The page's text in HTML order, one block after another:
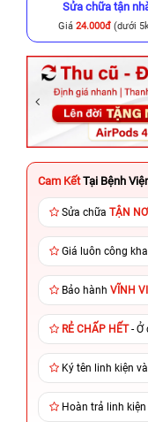
Sửa chữa tận
Giá 24.000đ(dưới
Cam Kết Tại Bệnh
Sửa chữa TẬN
Giá luôn công
Bảo hành VĨNH
RẺ CHẤP HẾT- Ở
Ký tên linh kiện
Hoàn trả linh